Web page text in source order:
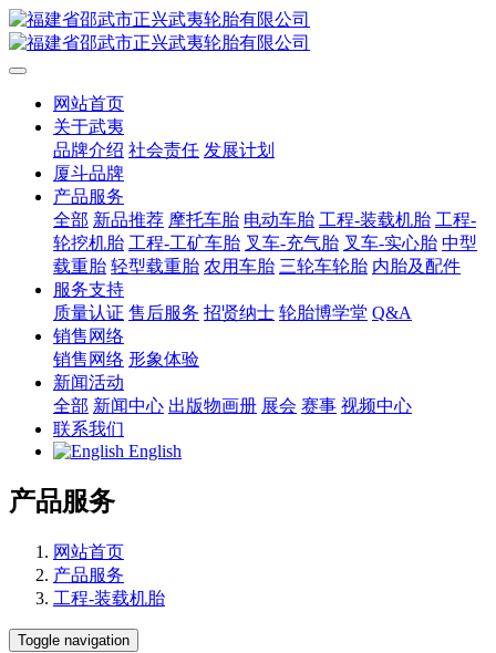
网站首页
关于武夷
品牌介绍 社会责任 发展计划
厦斗品牌
产品服务
全部 新品推荐 摩托车胎 电动车胎 工程-装载机胎 工程-
轮挖机胎 工程-工矿车胎 叉车-充气胎 叉车-实心胎 中型
载重胎 轻型载重胎 农用车胎 三轮车轮胎 内胎及配件
服务支持
质量认证 售后服务 招贤纳士 轮胎博学堂 Q&A
销售网络
销售网络 形象体验
新闻活动
全部 新闻中心 出版物画册 展会 赛事 视频中心
联系我们
English
产品服务
网站首页
产品服务
工程-装载机胎
Toggle navigation